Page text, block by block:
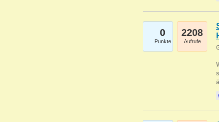
0
Punkte
2208
Aufrufe